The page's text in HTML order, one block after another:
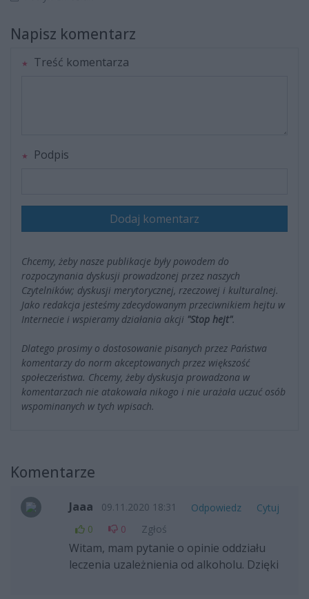
Napisz komentarz
Treść komentarza
Podpis
Dodaj komentarz
Chcemy, żeby nasze publikacje były powodem do
rozpoczynania dyskusji prowadzonej przez naszych
Czytelników; dyskusji merytorycznej, rzeczowej i kulturalnej.
Jako redakcja jesteśmy zdecydowanym przeciwnikiem hejtu w
Internecie i wspieramy działania akcji "Stop hejt".
Dlatego prosimy o dostosowanie pisanych przez Państwa
komentarzy do norm akceptowanych przez większość
społeczeństwa. Chcemy, żeby dyskusja prowadzona w
komentarzach nie atakowała nikogo i nie urażała uczuć osób
wspominanych w tych wpisach.
Komentarze
Jaaa 09.11.2020 18:31 Odpowiedz
Cytuj
0
0 Zgłoś
Witam, mam pytanie o opinie oddziału
leczenia uzależnienia od alkoholu. Dzięki